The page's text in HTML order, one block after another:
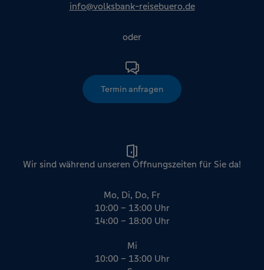
info@volksbank-reisebuero.de
oder
Termin anfragen
Wir sind während unseren Öffnungszeiten für Sie da!
Mo, Di, Do, Fr
10:00 – 13:00 Uhr
14:00 – 18:00 Uhr
Mi
10:00 – 13:00 Uhr